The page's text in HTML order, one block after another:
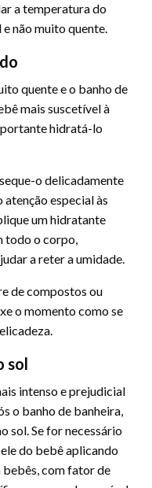
a temperatura do
não muito quente.
quente e o banho de
mais suscetível à
hidratá-lo
o delicadamente
especial às
um hidratante
todo o corpo,
a reter a umidade.
de compostos ou
o momento como se
sol
intenso e prejudicial
o banho de banheira,
sol. Se for necessário
do bebê aplicando
com fator de